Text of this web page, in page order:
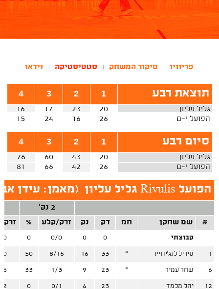
פריוויו סיקור המשחק סטטיסטיקה וידאו
תוצאת רבע 1
2
3
4
גליל עליון 20
23
17
16
הפועל י-ם
26
16
24
15
סיום רבע 1
2
3
4
גליל עליון 20
43
60
76
הפועל י-ם
26
42
66
81
הפועל Rivulis גליל עליון (מאמן: עידן
2 נק'
#
שם שחקן חמ דק נק זרק/קלע %
קבוצתי 0
0
0/0
0
0
1 סיריל לנג'יוויין *
33
16
8/16
50
0
6 שחר עמיר *
23
9
1/3
33
5
12 יהל מלמד 23
4
0/1
0
2